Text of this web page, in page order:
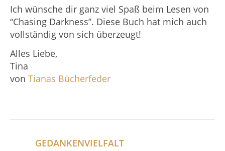
Ich wünsche dir ganz viel Spaß beim Lesen von
“Chasing Darkness”. Diese Buch hat mich auch
vollständig von sich überzeugt!
Alles Liebe,
Tina
von Tianas Bücherfeder
GEDANKENVIELFALT